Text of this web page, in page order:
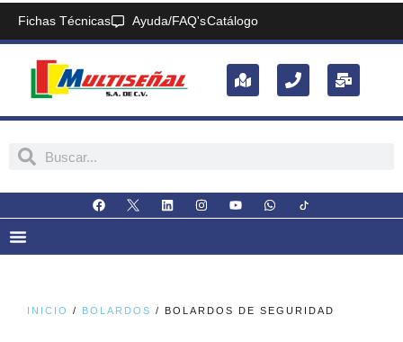
Fichas Técnicas Ayuda/FAQ'sCatálogo
INICIO / BOLARDOS / BOLARDOS DE SEGURIDAD